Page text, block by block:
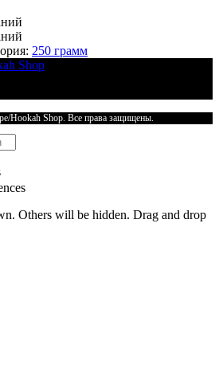
250 грамм
Hookah Shop. Все права защищены.
Others will be hidden. Drag and drop